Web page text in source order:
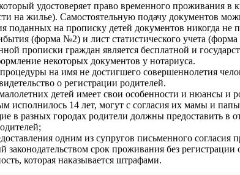
удостоверяет право временного проживания
на жилье). Самостоятельную подачу документов
поданных на прописку детей документов никогда
(форма №2) и лист статистического учета
прописки граждан является бесплатной и
некоторых документов у нотариуса.
на имя не достигшего совершеннолетия
о регистрации родителей.
детей имеет свои особенности и нюансы и
исполнилось 14 лет, могут с согласия их мамы и
в разных городах родители должны предоставить в
одним из супругов письменного согласия
законодательством срок проживания без
которая наказывается штрафами.